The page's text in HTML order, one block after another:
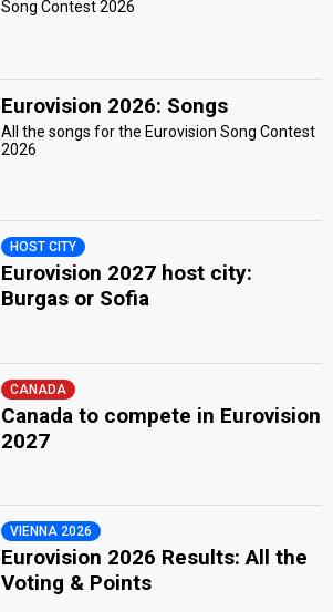
Song Contest 2026
Eurovision 2026: Songs
All the songs for the Eurovision Song Contest
2026
HOST CITY
Eurovision 2027 host city:
Burgas or Sofia
CANADA
Canada to compete in Eurovision
2027
VIENNA 2026
Eurovision 2026 Results: All the
Voting & Points